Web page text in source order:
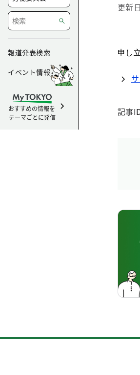
報道発表検索
イベント情報
おすすめの情報を
テーマごとに発信
更新日
申し
記事